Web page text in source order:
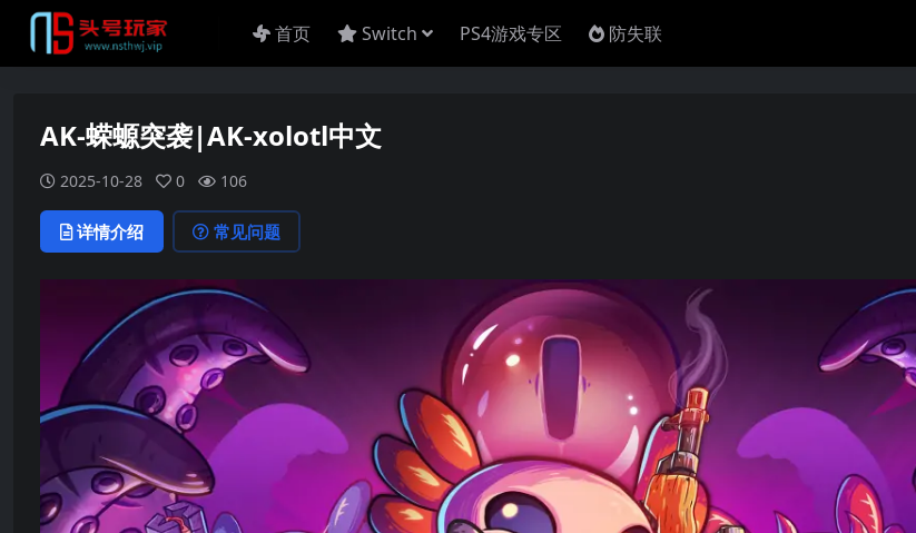
首页 Switch PS4游戏专区 防失联
AK-蝾螈突袭|AK-xolotl中文
2025-10-28 0 106
详情介绍 常见问题